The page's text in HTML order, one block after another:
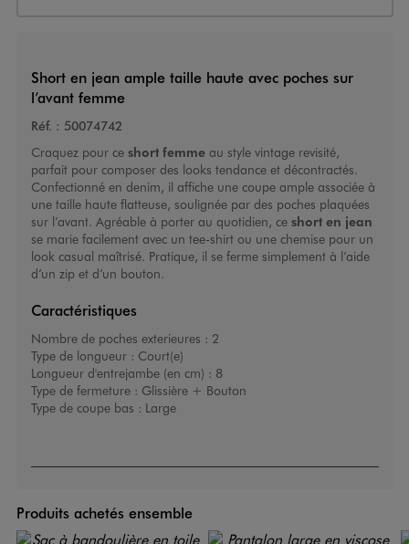
Short en jean ample taille haute avec poches sur
l’avant femme
Réf. : 50074742
Craquez pour ce short femmeau style vintage revisité,
parfait pour composer des looks tendance et décontractés.
Confectionné en denim, il affiche une coupe ample associée à
une taille haute flatteuse, soulignée par des poches plaquées
sur l’avant. Agréable à porter au quotidien, ce short en jean
se marie facilement avec un tee-shirt ou une chemise pour un
look casual maîtrisé. Pratique, il se ferme simplement à l’aide
d’un zip et d’un bouton.
Caractéristiques
Nombre de poches exterieures : 2
Type de longueur : Court(e)
Longueur d'entrejambe (en cm) : 8
Type de fermeture : Glissière + Bouton
Type de coupe bas : Large
Produits achetés ensemble